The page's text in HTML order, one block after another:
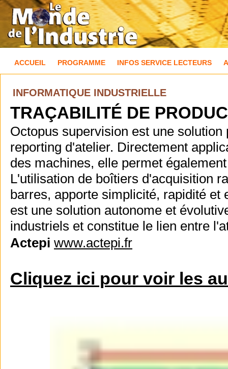
ACCUEIL PROGRAMME INFOS SERVICE LECTEURS
INFORMATIQUE INDUSTRIELLE
TRAÇABILITÉ DE
Octopus supervision est une
reporting d'atelier. Directement
des machines, elle permet
L'utilisation de boîtiers d'acquisition
barres, apporte simplicité, rapidité
est une solution autonome et
industriels et constitue le lien entre
Actepi www.actepi.fr
Cliquez ici pour voir les